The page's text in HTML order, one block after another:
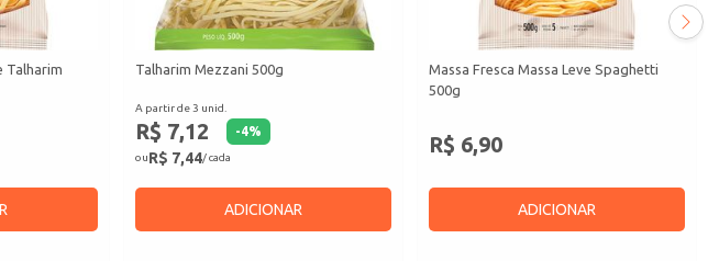
Talharim
Talharim Mezzani 500g
A partir de 3 unid.
R$ 7,12 -4%
ouR$ 7,44/ cada
ADICIONAR
Massa Fresca Massa Leve Spaghetti
500g
R$ 6,90
ADICIONAR